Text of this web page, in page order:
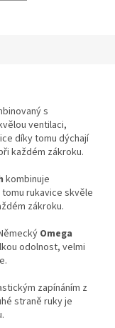
s
ventilaci,
díky tomu dýchají
každém zákroku.
kombinuje
rukavice skvěle
zákroku.
Omega
odolnost, velmi
zapínáním z
straně ruky je